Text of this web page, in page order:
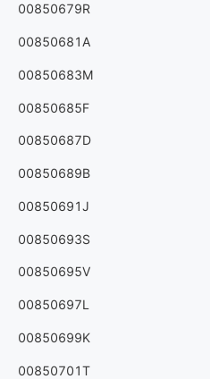
00850679R
00850681A
00850683M
00850685F
00850687D
00850689B
00850691J
00850693S
00850695V
00850697L
00850699K
00850701T